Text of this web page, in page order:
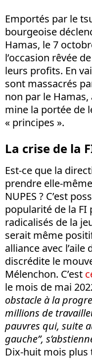
Emportés par le
bourgeoise
Hamas, le 7
l’occasion rêvée
leurs profits. En
sont massacrés
non par le
mine la portée de
« principes ».
La crise de la
Est-ce que la
prendre elle-
NUPES ? C’est
popularité de la FI
radicalisés de la
serait même
alliance avec
discrédite le
Mélenchon. C’est
le mois de mai
obstacle à la
millions de
pauvres qui, suite
gauche”,
Dix-huit mois plus